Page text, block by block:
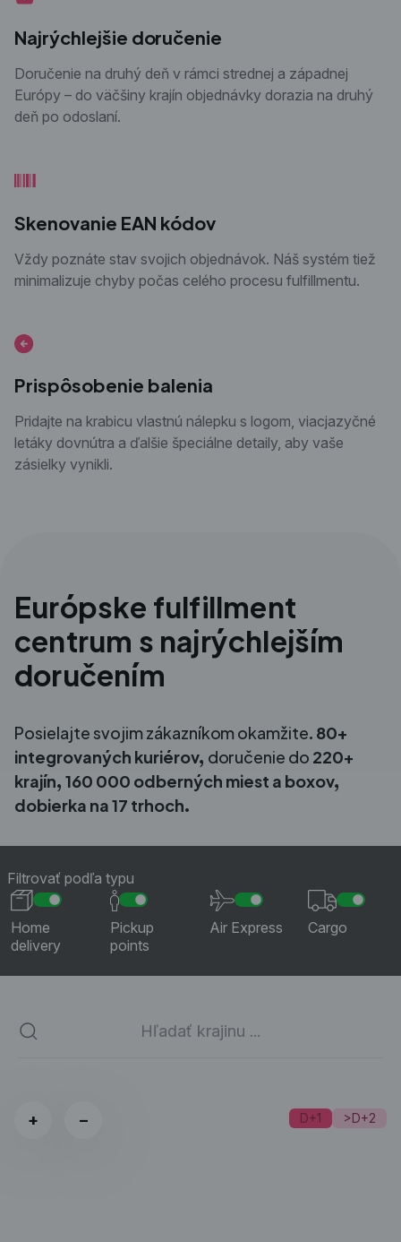
Najrýchlejšie doručenie
Doručenie na druhý deň v rámci strednej a západnej
Európy – do väčšiny krajín objednávky dorazia na druhý
deň po odoslaní.
Skenovanie EAN kódov
Vždy poznáte stav svojich objednávok. Náš systém tiež
minimalizuje chyby počas celého procesu fulfillmentu.
Prispôsobenie balenia
Pridajte na krabicu vlastnú nálepku s logom, viacjazyčné
letáky dovnútra a ďalšie špeciálne detaily, aby vaše
zásielky vynikli.
Európske fulfillment
centrum s najrýchlejším
doručením
Posielajte svojim zákazníkom okamžite. 80+
integrovaných kuriérov, doručenie do 220+
krajín, 160 000 odberných miest a boxov,
dobierka na 17 trhoch.
Filtrovať podľa typu
Home
delivery
Pickup
points
Air Express Cargo
D+1 >D+2
+ −